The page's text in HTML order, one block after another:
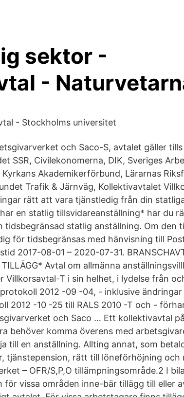
sektor -
-
- Stockholms universitet
och Saco-S, avtalet gäller
SSR, Civilekonomerna, DIK, Sveriges
Akademikerförbund, Lärarnas
Trafik & Järnväg, Kollektivavtalet
rätt att vara tjänstledig från din
en statlig tillsvidareanställning* har du
tidsbegränsad statlig anställning. Om den
för tidsbegränsas med hänvisning till
2017-08-01 – 2020-07-31.
TILLÄGG* Avtal om allmänna
Villkorsavtal-T i sin helhet, i lydelse från
2012 -09 -04, - inklusive
2012 -10 -25 till RALS 2010 -T och -
och Saco … Ett kollektivavtal
behöver komma överens med
till en anställning. Allting annat, som
tjänstepension, rätt till löneförhöjning
– OFR/S,P,O tillämpningsområde.2 I
för vissa områden inne-bär tillägg till eller